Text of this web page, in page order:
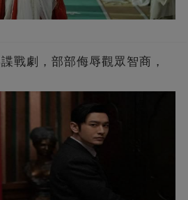
戰劇，部部侮辱觀眾智商，